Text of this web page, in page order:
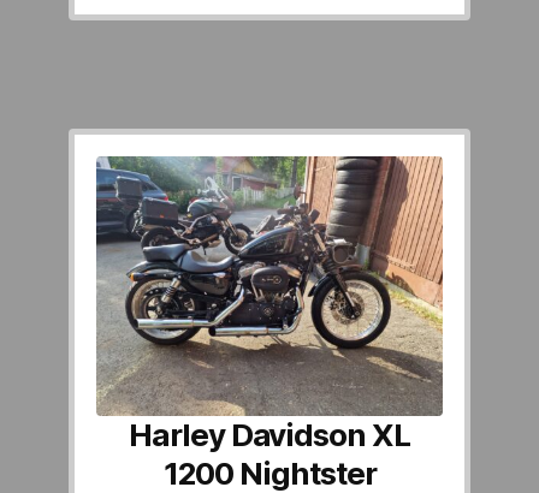
Harley Davidson XL
1200 Nightster